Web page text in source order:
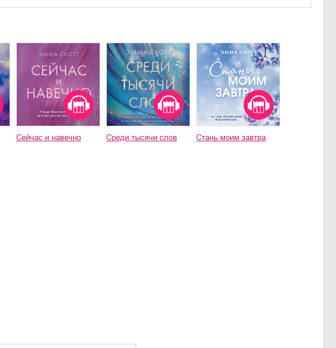
Сейчас и навечно Среди тысячи слов Стань моим завтра